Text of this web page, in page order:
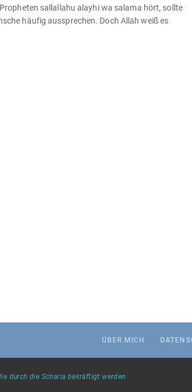
sallallahu alayhi wa salama hört, sollte
häufig aussprechen. Doch Allāh weiß es
ÜBER MICH
durch die Scharia bekräftigt werden